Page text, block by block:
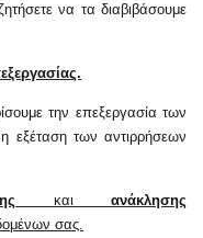
να τα διαβιβάσουμε
την επεξεργασία των
εξέταση των αντιρρήσεων
καιανάκλησης
σας.